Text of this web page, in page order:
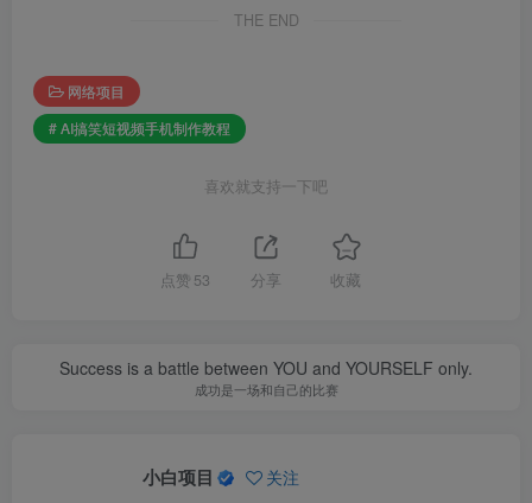
THE END
网络项目
# AI搞笑短视频手机制作教程
喜欢就支持一下吧
点赞 53 分享 收藏
Success is a battle between YOU and YOURSELF only.
成功是一场和自己的比赛
小白项目 关注